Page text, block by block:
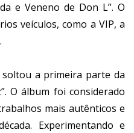
e Veneno de Don L”. O
veículos, como a VIP, a
a primeira parte da
O álbum foi considerado
mais autênticos e
Experimentando e